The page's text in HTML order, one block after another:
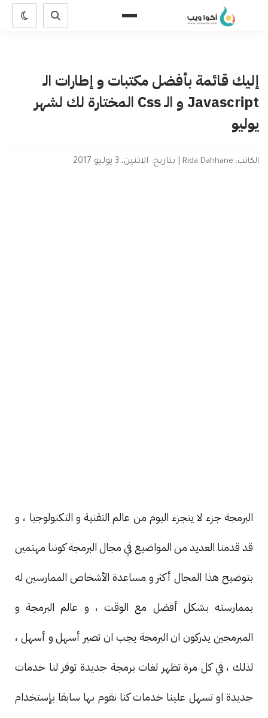
إليك قائمة بأفضل مكتبات و إطارات الـ
Javascript و الـ Css المختارة لك لشهر
يوليو
الكاتب: Rida Dahhane بتاريخ: الاثنين، 3 يوليو 2017
البرمجة جزء لا يتجزء اليوم من عالم التقنية و التكنولوجيا ، و
قد قدمنا العديد من المواضيع في مجال البرمجة كوننا مهتمين
بتوضيح هذا المجال أكثر و مساعدة الأشخاص الممارسين له
بممارسته بشكل أفضل مع الوقت ، و عالم البرمجة و
المبرمجين يدركون ان البرمجة يجب ان تصير أسهل و أسهل ،
لذلك ، في كل مرة تظهر لغات برمجة جديدة توفر لنا خدمات
جديدة او تسهل علينا خدمات كنا نقوم بها سابقا بإستخدام